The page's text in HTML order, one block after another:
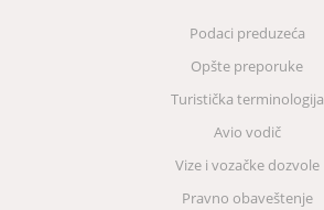
Podaci preduzeća
Opšte preporuke
Turistička terminologija
Avio vodič
Vize i vozačke dozvole
Pravno obaveštenje